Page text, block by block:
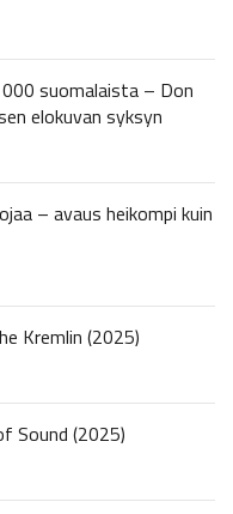
suomalaista – Don
elokuvan syksyn
– avaus heikompi kuin
Kremlin (2025)
Sound (2025)